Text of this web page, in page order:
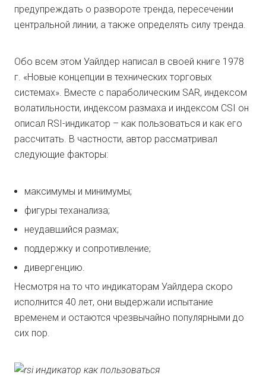
предупреждать о развороте тренда, пересечении
центральной линии, а также определять силу тренда.
Обо всем этом Уайлдер написал в своей книге 1978
г. «Новые концепции в технических торговых
системах». Вместе с параболическим SAR, индексом
волатильности, индексом размаха и индексом CSI он
описал RSI-индикатор – как пользоваться и как его
рассчитать. В частности, автор рассматривал
следующие факторы:
максимумы и минимумы;
фигуры теханализа;
неудавшийся размах;
поддержку и сопротивление;
дивергенцию.
Несмотря на то что индикаторам Уайлдера скоро
исполнится 40 лет, они выдержали испытание
временем и остаются чрезвычайно популярными до
сих пор.